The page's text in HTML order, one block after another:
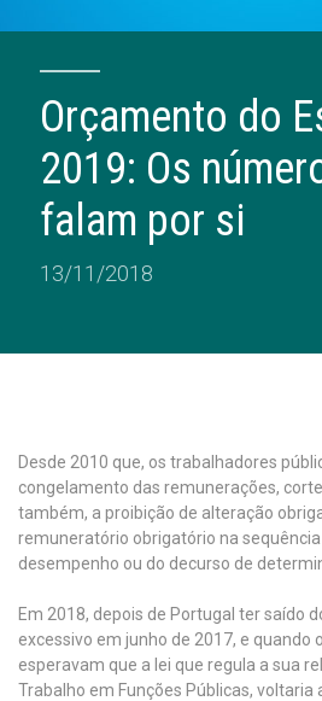
Orçamento do
2019: Os
falam por si
13/11/2018
Desde 2010 que, os trabalhadores
congelamento das remunerações,
também, a proibição de alteração
remuneratório obrigatório na
desempenho ou do decurso de
Em 2018, depois de Portugal ter saído
excessivo em junho de 2017, e quando
esperavam que a lei que regula a sua
Trabalho em Funções Públicas, voltaria